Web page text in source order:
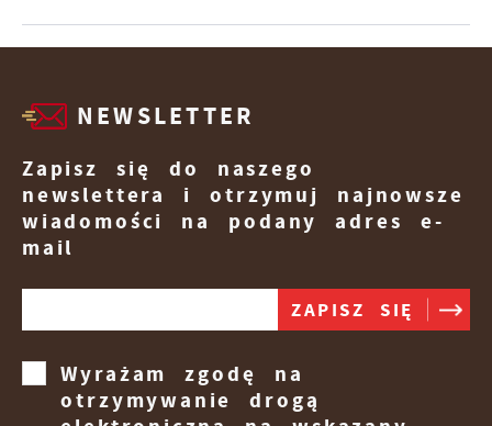
NEWSLETTER
Zapisz się do naszego
newslettera i otrzymuj najnowsze
wiadomości na podany adres e-
mail
Wyrażam zgodę na
otrzymywanie drogą